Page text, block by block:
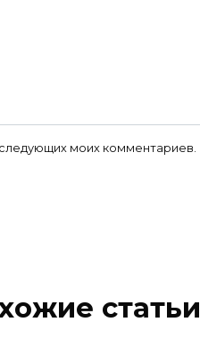
моих комментариев.
статьи